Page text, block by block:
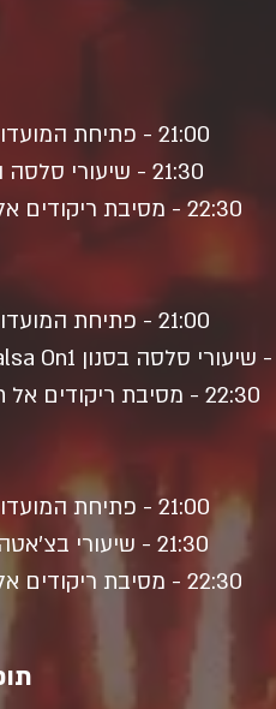
21:00 - פתיחת המועדון - מוזיקה לריקודים ושיעור קצר לחימום.
21:30 - שיעורי סלסה ובצ'אטה בכל הרמות (מפורט כאן למטה)
22:30 - מסיבת ריקודים אל תוך הלילה בשני אולמות מפוארים ונפרדים.
21:00 - פתיחת המועדון - מוזיקה לריקודים ושיעור קצר לחימום.
22:30 - מסיבת ריקודים אל תוך הלילה בשלושה אולמות מפוארים ונפרדים.
21:00 - פתיחת המועדון - מוזיקה לריקודים ושיעור קצר לחימום.
21:30 - שיעורי בצ'אטה וסלסה קובנית מרמת בסיס ועד מאסטר.
22:30 - מסיבת ריקודים אל תוך הלילה בשני אולמות מפוארים ונפרדים.